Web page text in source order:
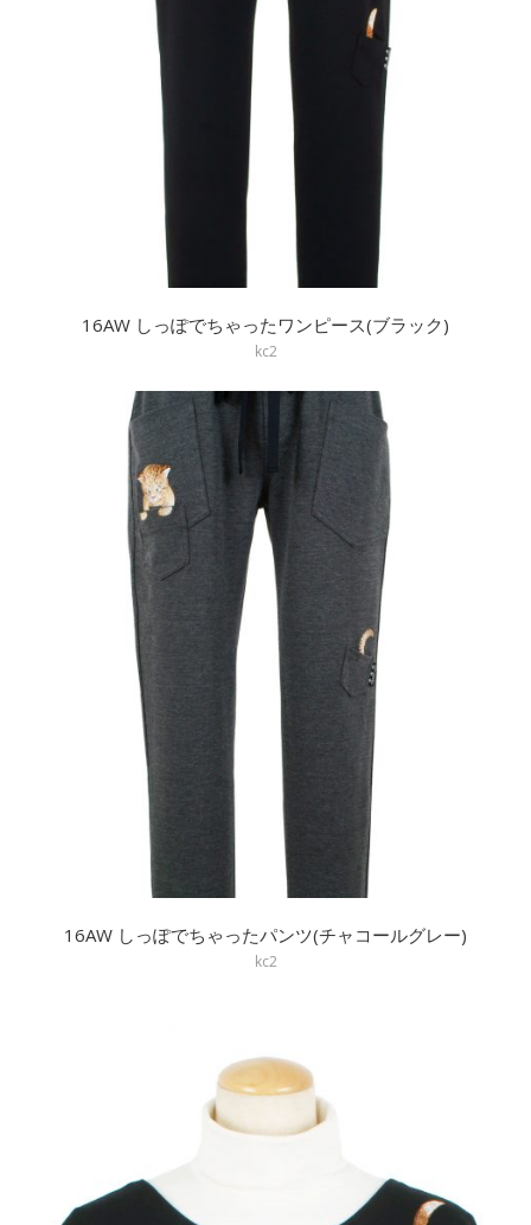
16AW しっぽでちゃったワンピース(ブラック)
kc2
16AW しっぽでちゃったパンツ(チャコールグレー)
kc2